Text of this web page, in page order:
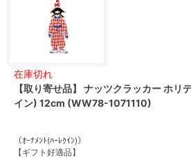
在庫切れ
【取り寄せ品】 ナッツクラッカー ホリ
イン) 12cm (WW78-1071110)
（ｵｰﾅﾒﾝﾄ(ﾊｰﾚｸｲﾝ)）
【ギフト好適品】